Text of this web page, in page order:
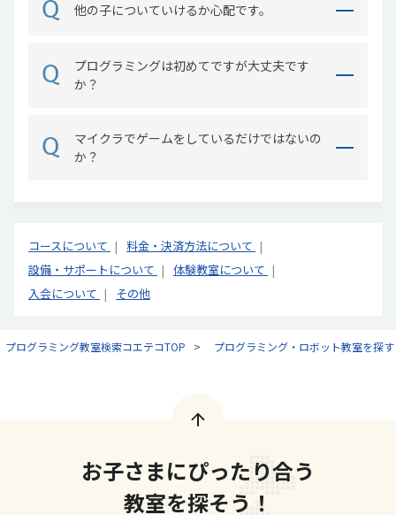
他の子についていけるか心配です。
プログラミングは初めてですが大丈夫です
か？
マイクラでゲームをしているだけではないの
か？
コースについて
料金・決済方法について
設備・サポートについて
体験教室について
入会について
その他
プログラミング教室検索コエテコTOP プログラミング・ロボット教室を探す
お子さまにぴったり合う
教室を探そう！